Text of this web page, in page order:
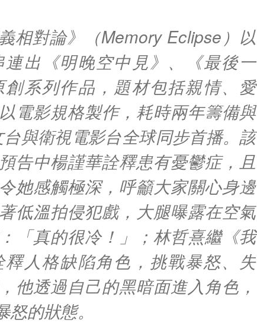
相對論》（Memory Eclipse）以
出《明晚空中見》、《最後一
系列作品，題材包括親情、愛
電影規格製作，耗時兩年籌備與
與衛視電影台全球同步首播。該
告中楊謹華詮釋患有憂鬱症，且
她感觸極深，呼籲大家關心身邊
低溫拍侵犯戲，大腿曝露在空氣
「真的很冷！」；林哲熹繼《我
人格缺陷角色，挑戰暴怒、失
他透過自己的黑暗面進入角色，
的狀態。